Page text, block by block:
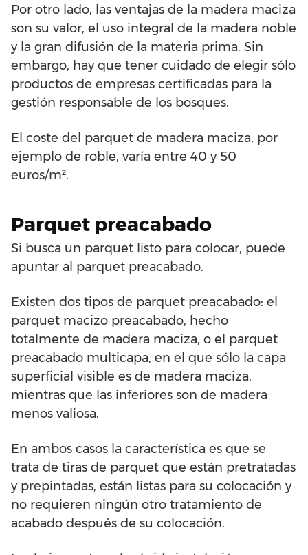
Por otro lado, las ventajas de la madera maciza
son su valor, el uso integral de la madera noble
y la gran difusión de la materia prima. Sin
embargo, hay que tener cuidado de elegir sólo
productos de empresas certificadas para la
gestión responsable de los bosques.
El coste del parquet de madera maciza, por
ejemplo de roble, varía entre 40 y 50
euros/m².
Parquet preacabado
Si busca un parquet listo para colocar, puede
apuntar al parquet preacabado.
Existen dos tipos de parquet preacabado: el
parquet macizo preacabado, hecho
totalmente de madera maciza, o el parquet
preacabado multicapa, en el que sólo la capa
superficial visible es de madera maciza,
mientras que las inferiores son de madera
menos valiosa.
En ambos casos la característica es que se
trata de tiras de parquet que están pretratadas
y prepintadas, están listas para su colocación y
no requieren ningún otro tratamiento de
acabado después de su colocación.